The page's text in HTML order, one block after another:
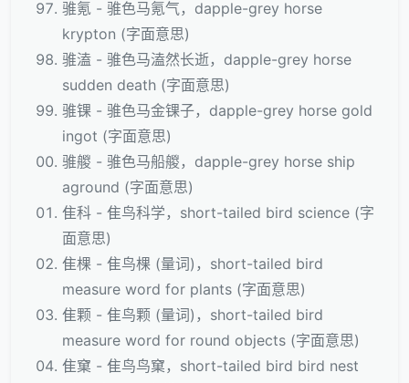
骓氪 - 骓色马氪气，dapple-grey horse
krypton (字面意思)
骓溘 - 骓色马溘然长逝，dapple-grey horse
sudden death (字面意思)
骓锞 - 骓色马金锞子，dapple-grey horse gold
ingot (字面意思)
骓艐 - 骓色马船艐，dapple-grey horse ship
aground (字面意思)
隹科 - 隹鸟科学，short-tailed bird science (字
面意思)
隹棵 - 隹鸟棵 (量词)，short-tailed bird
measure word for plants (字面意思)
隹颗 - 隹鸟颗 (量词)，short-tailed bird
measure word for round objects (字面意思)
隹窠 - 隹鸟鸟窠，short-tailed bird bird nest